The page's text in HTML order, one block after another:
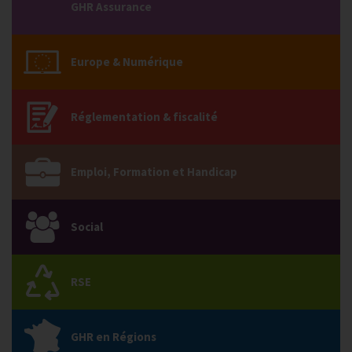
GHR Assurance
Europe & Numérique
Réglementation & fiscalité
Emploi, Formation et Handicap
Social
RSE
GHR en Régions